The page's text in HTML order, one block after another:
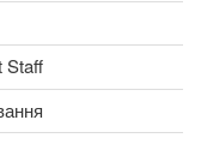
Staff